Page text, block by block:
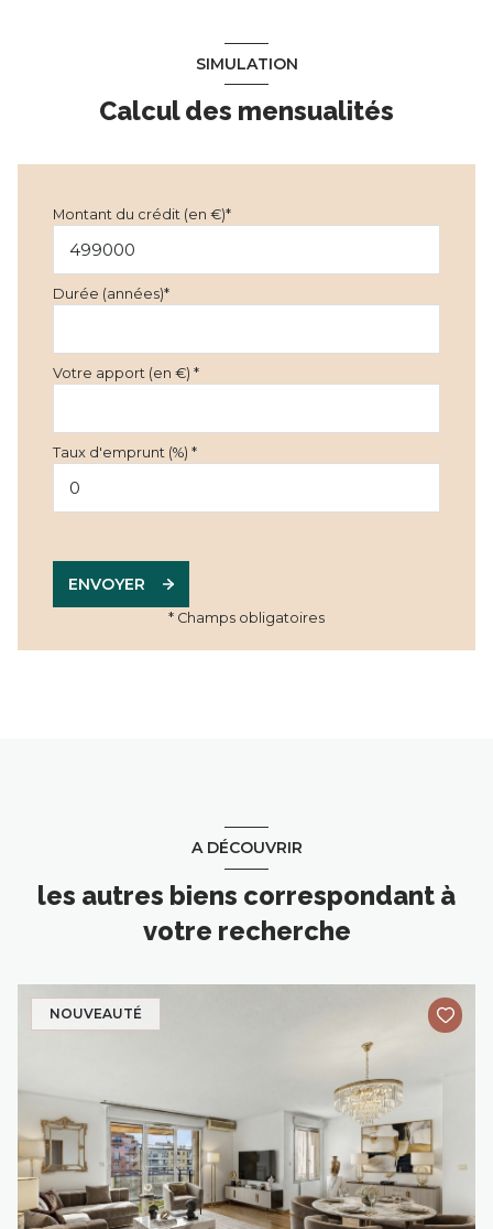
SIMULATION
Calcul des mensualités
Montant du crédit (en €)*
Durée (années)*
Votre apport (en €) *
Taux d'emprunt (%) *
ENVOYER
* Champs obligatoires
A DÉCOUVRIR
les autres biens correspondant à
votre recherche
NOUVEAUTÉ